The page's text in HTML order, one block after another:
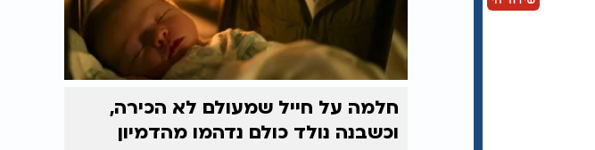
חלמה על חייל שמעולם לא הכירה,
וכשבנה נולד כולם נדהמו מהדמיון